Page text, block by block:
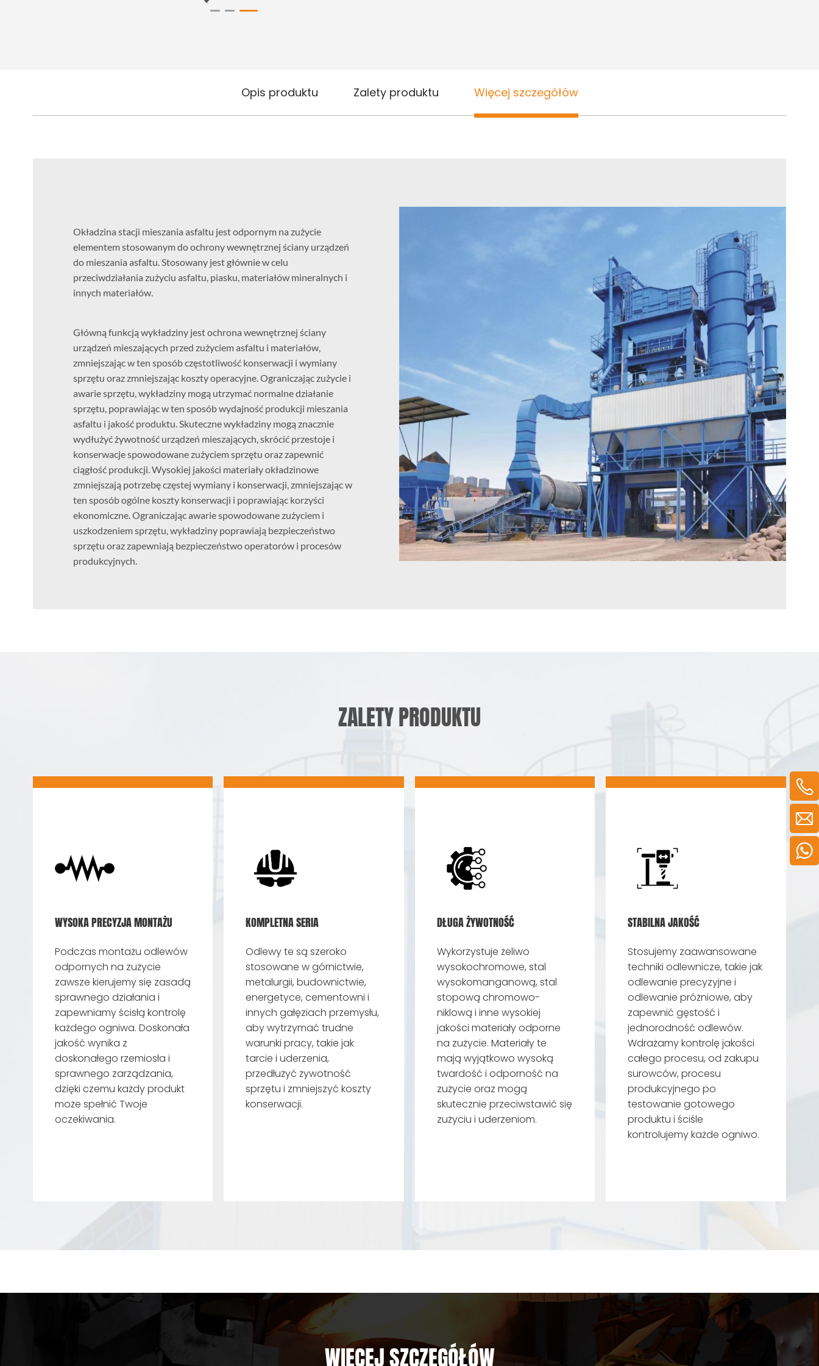
Opis produktu Zalety produktu Więcej szczegółów
Okładzina stacji mieszania asfaltu jest odpornym na zużycie
elementem stosowanym do ochrony wewnętrznej ściany urządzeń
do mieszania asfaltu. Stosowany jest głównie w celu
przeciwdziałania zużyciu asfaltu, piasku, materiałów mineralnych i
innych materiałów.
Główną funkcją wykładziny jest ochrona wewnętrznej ściany
urządzeń mieszających przed zużyciem asfaltu i materiałów,
zmniejszając w ten sposób częstotliwość konserwacji i wymiany
sprzętu oraz zmniejszając koszty operacyjne. Ograniczając zużycie i
awarie sprzętu, wykładziny mogą utrzymać normalne działanie
sprzętu, poprawiając w ten sposób wydajność produkcji mieszania
asfaltu i jakość produktu. Skuteczne wykładziny mogą znacznie
wydłużyć żywotność urządzeń mieszających, skrócić przestoje i
konserwacje spowodowane zużyciem sprzętu oraz zapewnić
ciągłość produkcji. Wysokiej jakości materiały okładzinowe
zmniejszają potrzebę częstej wymiany i konserwacji, zmniejszając w
ten sposób ogólne koszty konserwacji i poprawiając korzyści
ekonomiczne. Ograniczając awarie spowodowane zużyciem i
uszkodzeniem sprzętu, wykładziny poprawiają bezpieczeństwo
sprzętu oraz zapewniają bezpieczeństwo operatorów i procesów
produkcyjnych.
ZALETY PRODUKTU
WYSOKA PRECYZJA MONTAŻU
Podczas montażu odlewów
odpornych na zużycie
zawsze kierujemy się zasadą
sprawnego działania i
zapewniamy ścisłą kontrolę
każdego ogniwa. Doskonała
jakość wynika z
doskonałego rzemiosła i
sprawnego zarządzania,
dzięki czemu każdy produkt
może spełnić Twoje
oczekiwania.
KOMPLETNA SERIA
Odlewy te są szeroko
stosowane w górnictwie,
metalurgii, budownictwie,
energetyce, cementowni i
innych gałęziach przemysłu,
aby wytrzymać trudne
warunki pracy, takie jak
tarcie i uderzenia,
przedłużyć żywotność
sprzętu i zmniejszyć koszty
konserwacji.
DŁUGA ŻYWOTNOŚĆ
Wykorzystuje żeliwo
wysokochromowe, stal
wysokomanganową, stal
stopową chromowo-
niklową i inne wysokiej
jakości materiały odporne
na zużycie. Materiały te
mają wyjątkowo wysoką
twardość i odporność na
zużycie oraz mogą
skutecznie przeciwstawić się
zużyciu i uderzeniom.
STABILNA JAKOŚĆ
Stosujemy zaawansowane
techniki odlewnicze, takie jak
odlewanie precyzyjne i
odlewanie próżniowe, aby
zapewnić gęstość i
jednorodność odlewów.
Wdrażamy kontrolę jakości
całego procesu, od zakupu
surowców, procesu
produkcyjnego po
testowanie gotowego
produktu i ściśle
kontrolujemy każde ogniwo.
WIĘCEJ SZCZEGÓŁÓW